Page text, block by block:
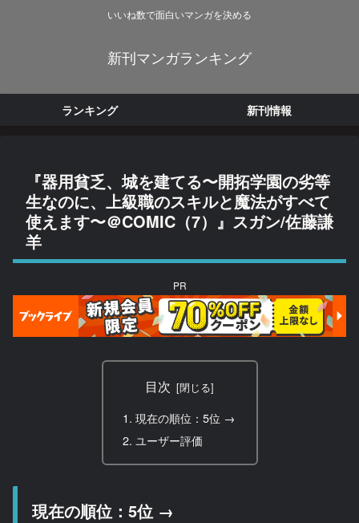
いいね数で面白いマンガを決める
新刊マンガランキング
ランキング 新刊情報
『器用貧乏、城を建てる〜開拓学園の劣等
生なのに、上級職のスキルと魔法がすべて
使えます〜＠COMIC（7）』スガン/佐藤謙
羊
PR
目次
現在の順位：5位 →
ユーザー評価
現在の順位：5位 →